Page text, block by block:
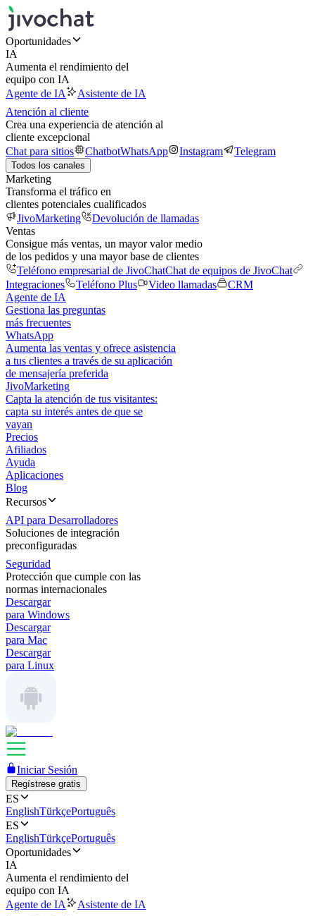
Oportunidades
IA
Aumenta el rendimiento del
equipo con IA
Agente de IA
Asistente de IA
Atención al cliente
Crea una experiencia de atención al
cliente excepcional
Chat para sitios
ChatbotWhatsApp Instagram Telegram
Todos los canales
Marketing
Transforma el tráfico en
clientes potenciales cualificados
JivoMarketing
Devolución de llamadas
Ventas
Consigue más ventas, un mayor valor medio
de los pedidos y una mayor base de clientes
Teléfono empresarial de JivoChatChat de equipos de JivoChat
Integraciones
Teléfono Plus Video llamadas
CRM
Agente de IA
Gestiona las preguntas
más frecuentes
WhatsApp
Aumenta las ventas y ofrece asistencia
a tus clientes a través de su aplicación
de mensajería preferida
JivoMarketing
Capta la atención de tus visitantes:
capta su interés antes de que se
vayan
Precios
Afiliados
Ayuda
Aplicaciones
Blog
Recursos
API para Desarrolladores
Soluciones de integración
preconfiguradas
Seguridad
Protección que cumple con las
normas internacionales
Descargar
para Windows
Descargar
para Mac
Descargar
para Linux
Iniciar Sesión
Regístrese gratis
ES
EnglishTürkçePortuguês
ES
EnglishTürkçePortuguês
Oportunidades
IA
Aumenta el rendimiento del
equipo con IA
Agente de IA
Asistente de IA